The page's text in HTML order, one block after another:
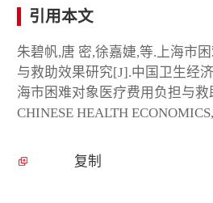
引用本文
朱碧帆,唐 密,徐嘉婕,等.上海市
与救助效果研究[J].中国卫生经
海市困难对象医疗费用负担与
CHINESE HEALTH
复制